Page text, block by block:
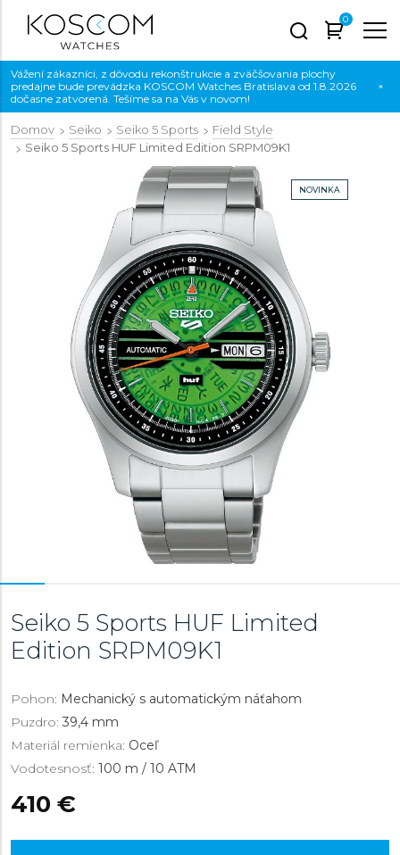
0
Vážení zákazníci, z dôvodu rekonštrukcie a zväčšovania plochy
predajne bude prevádzka KOSCOM Watches Bratislava od 1.8.2026
dočasne zatvorená. Tešíme sa na Vás v novom!
×
Domov Seiko Seiko 5 Sports
Field Style
Seiko 5 Sports HUF Limited Edition SRPM09K1
NOVINKA
Seiko 5 Sports HUF Limited
Edition SRPM09K1
Pohon: Mechanický s automatickým náťahom
Puzdro: 39,4 mm
Materiál remienka: Oceľ
Vodotesnosť: 100 m / 10 ATM
410 €